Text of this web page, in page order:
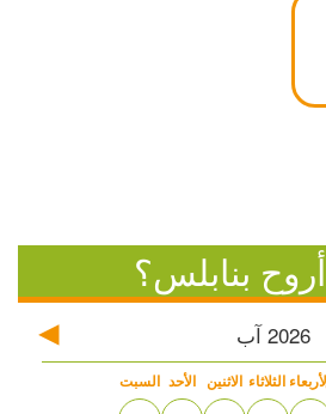
بنابلس؟
2026 آب
السبت الأحد الاثنين الثلاثاء